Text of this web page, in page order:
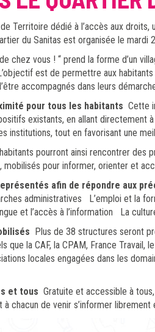
Territoire dédié à l’accès aux droits,
du Sanitas est organisée le mardi
chez vous ! “ prend la forme d’un
est de permettre aux
accompagnés dans leurs
pour tous les habitants Cette
existants, en allant directement
institutions, tout en favorisant une
pourront ainsi rencontrer des
pour informer, orienter et
afin de répondre aux
administratives L’emploi et
et l’accès à l’information La
Plus de 38 structures seront
la CAF, la CPAM, France Travail,
locales engagées dans les
et tous Gratuite et accessible à
à chacun de venir s’informer